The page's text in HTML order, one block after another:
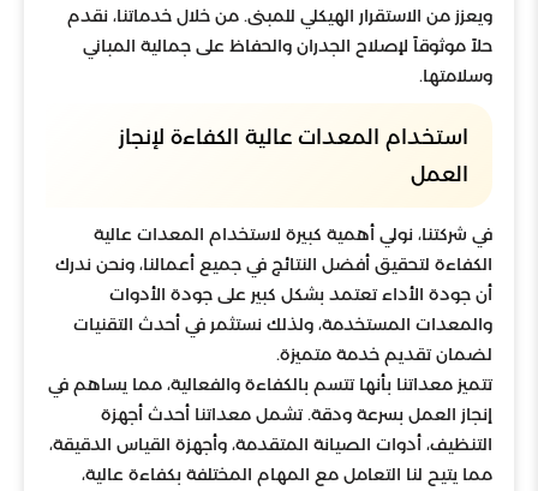
ويعزز من الاستقرار الهيكلي للمبنى. من خلال خدماتنا، نقدم
حلاً موثوقاً لإصلاح الجدران والحفاظ على جمالية المباني
وسلامتها.
استخدام المعدات عالية الكفاءة لإنجاز
العمل
في شركتنا، نولي أهمية كبيرة لاستخدام المعدات عالية
الكفاءة لتحقيق أفضل النتائج في جميع أعمالنا، ونحن ندرك
أن جودة الأداء تعتمد بشكل كبير على جودة الأدوات
والمعدات المستخدمة، ولذلك نستثمر في أحدث التقنيات
لضمان تقديم خدمة متميزة.
تتميز معداتنا بأنها تتسم بالكفاءة والفعالية، مما يساهم في
إنجاز العمل بسرعة ودقة. تشمل معداتنا أحدث أجهزة
التنظيف، أدوات الصيانة المتقدمة، وأجهزة القياس الدقيقة،
مما يتيح لنا التعامل مع المهام المختلفة بكفاءة عالية،